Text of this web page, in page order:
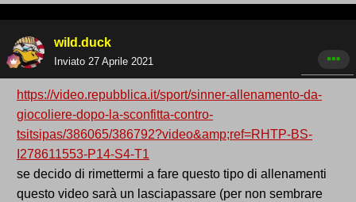
wild.duck
Inviato 27 Aprile 2021
https://video.repubblica.it/sport/sinner-allenamento-da-
giocoliere-dopo-la-sconfitta-contro-
tsitsipas/386065/386792?video&amp;ref=RHTP-BS-
I278611553-P14-S4-T1
se decido di rimettermi a fare questo tipo di allenamenti
questo video sarà un lasciapassare (per non sembrare